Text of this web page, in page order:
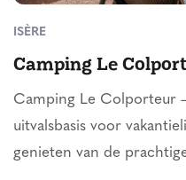
ISÈRE
Camping Le
Camping Le Colporteur
uitvalsbasis voor
genieten van de